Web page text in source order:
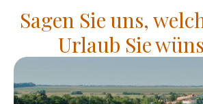
Sagen Sie uns,
Urlaub Sie